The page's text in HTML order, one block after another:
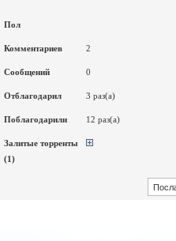
Пол
Комментариев 2
Сообщений 0
Отблагодарил 3 раз(а)
Поблагодарили 12 раз(а)
Залитые торренты
(1)